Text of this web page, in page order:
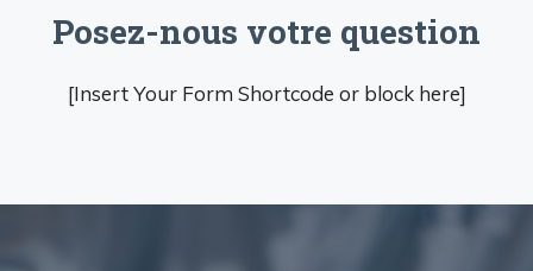
Posez-nous votre question
[Insert Your Form Shortcode or block here]